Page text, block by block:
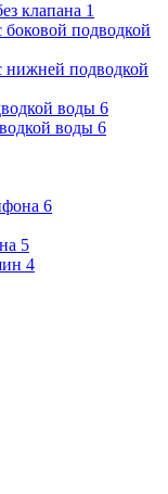
клапана 1
боковой подводкой
нижней подводкой
воды 6
воды 6
6
5
4